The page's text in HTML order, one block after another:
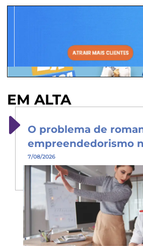
EM ALTA
O problema de
empreendedorismo
7/08/2026